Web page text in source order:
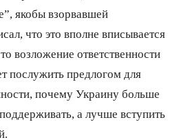
якобы взорвавшей
что это вполне вписывается
возложение ответственности
послужить предлогом для
почему Украину больше
а лучше вступить